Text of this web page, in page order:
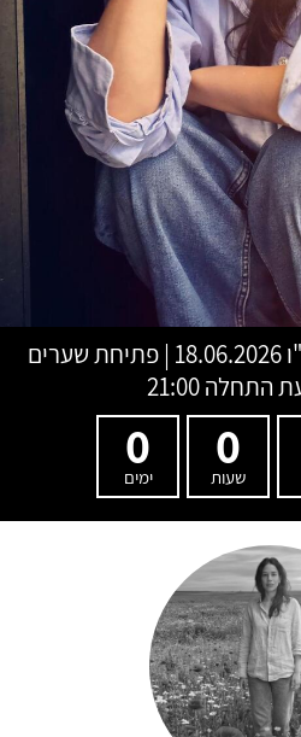
18.06.2026 | פתיחת שערים
0
שעות
0
ימים